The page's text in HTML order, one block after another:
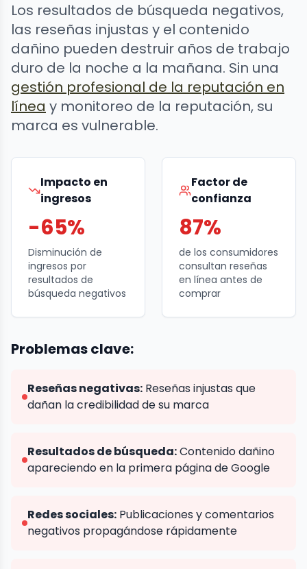
Los resultados de búsqueda negativos,
las reseñas injustas y el contenido
dañino pueden destruir años de trabajo
duro de la noche a la mañana. Sin una
gestión profesional de la reputación en
línea y monitoreo de la reputación, su
marca es vulnerable.
Impacto en
ingresos
-65%
Disminución de
ingresos por
resultados de
búsqueda negativos
Factor de
confianza
87%
de los consumidores
consultan reseñas
en línea antes de
comprar
Problemas clave:
Reseñas negativas: Reseñas injustas que
dañan la credibilidad de su marca
Resultados de búsqueda:Contenido dañino
apareciendo en la primera página de Google
Redes sociales: Publicaciones y comentarios
negativos propagándose rápidamente